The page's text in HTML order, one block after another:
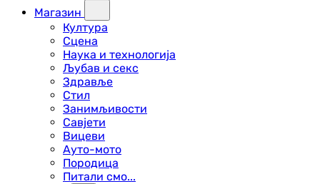
Магазин
Култура
Сцена
Наука и технологија
Љубав и секс
Здравље
Стил
Занимљивости
Савјети
Вицеви
Ауто-мото
Породица
Питали смо...